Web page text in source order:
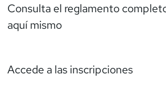
Consulta el reglamento
aquí mismo
Accede a las inscripciones